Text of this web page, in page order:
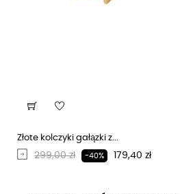
Złote kolczyki gałązki z...
Regularna cena
299,00 zł -40% Cena
179,40 zł